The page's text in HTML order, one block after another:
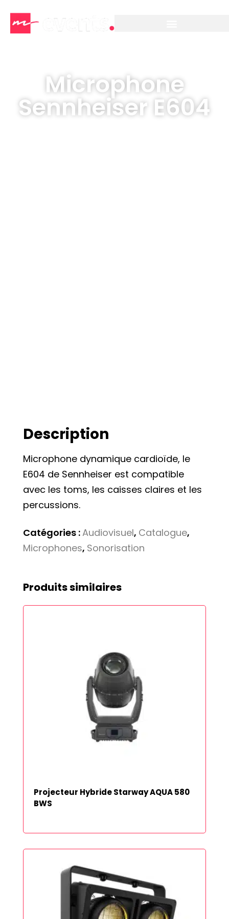
Microphone
Sennheiser E604
Description
Microphone dynamique cardioïde, le
E604 de Sennheiser est compatible
avec les toms, les caisses claires et les
percussions.
Catégories :Audiovisuel, Catalogue,
Microphones, Sonorisation
Produits similaires
Projecteur Hybride Starway AQUA 580
BWS